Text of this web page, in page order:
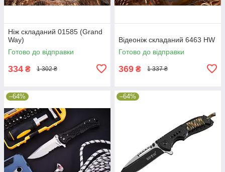
Ніж складаний 01585 (Grand
Way)
Готово до відправки
334 ₴ 1 302 ₴
Відеоніж складаний 6463 HW
Готово до відправки
369 ₴ 1 337 ₴
–64% –64%